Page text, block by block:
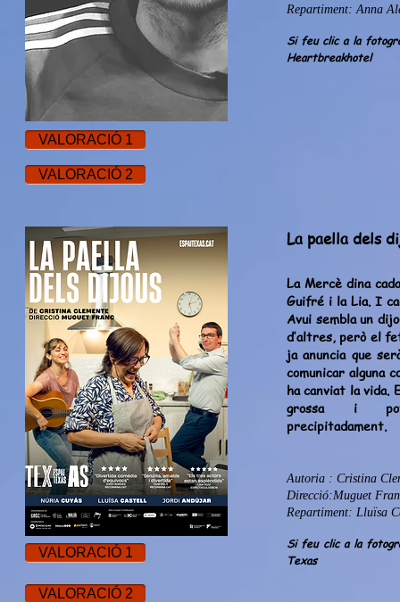
VALORACIÓ 1
Repartiment: Anna
Si feu clic a la
Heartbreakhotel
VALORACIÓ 2
VALORACIÓ 1
VALORACIÓ 2
La paella dels
La Mercè dina
Guifré i la Lia. I
Avui sembla un
d’altres, però el
ja anuncia que
comunicar alguna
ha canviat la vida.
grossa i
precipitadament.
Autoria : Cristina
Direcció:Muguet
Repartiment: Lluïsa
Si feu clic a la
Texas